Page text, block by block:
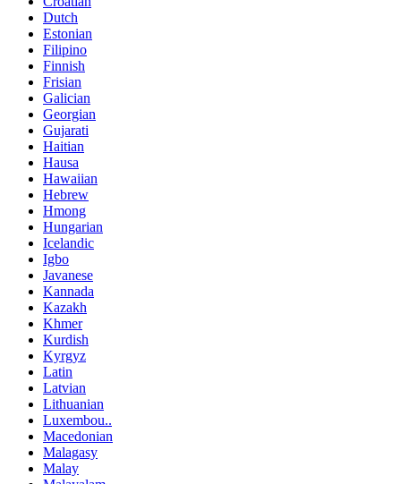
Dutch
Estonian
Filipino
Finnish
Frisian
Galician
Georgian
Gujarati
Haitian
Hausa
Hawaiian
Hebrew
Hmong
Hungarian
Icelandic
Igbo
Javanese
Kannada
Kazakh
Khmer
Kurdish
Kyrgyz
Latin
Latvian
Lithuanian
Luxembou..
Macedonian
Malagasy
Malay